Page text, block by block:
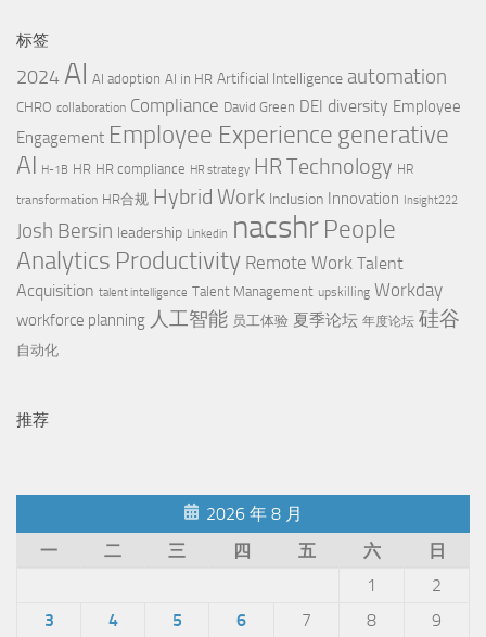
标签
2024 AI AI adoption AI in HR Artificial Intelligence automation
CHRO collaboration Compliance David Green DEI diversity Employee
Engagement Employee Experience generative
AI H-1B HR HR compliance HR strategy HR Technology HR
transformation HR合规 Hybrid Work Inclusion Innovation Insight222
Josh Bersin leadership Linkedin nacshr People
Analytics Productivity Remote Work Talent
Acquisition talent intelligence Talent Management upskilling Workday
workforce planning 人工智能 员工体验 夏季论坛 年度论坛 硅谷
自动化
推荐
2026 年 8 月
一
二 三 四 五 六
日
1
2
3
4 5 6 7 8
9